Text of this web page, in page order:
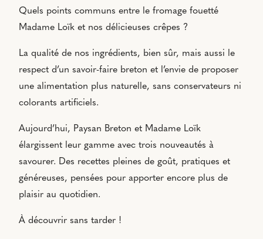
Quels points communs entre le fromage fouetté
Madame Loïk et nos délicieuses crêpes ?
La qualité de nos ingrédients, bien sûr, mais aussi le
respect d’un savoir-faire breton et l’envie de proposer
une alimentation plus naturelle, sans conservateurs ni
colorants artificiels.
Aujourd’hui, Paysan Breton et Madame Loïk
élargissent leur gamme avec trois nouveautés à
savourer. Des recettes pleines de goût, pratiques et
généreuses, pensées pour apporter encore plus de
plaisir au quotidien.
À découvrir sans tarder !